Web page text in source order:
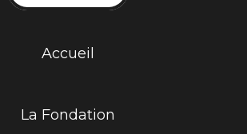
Accueil
La Fondation